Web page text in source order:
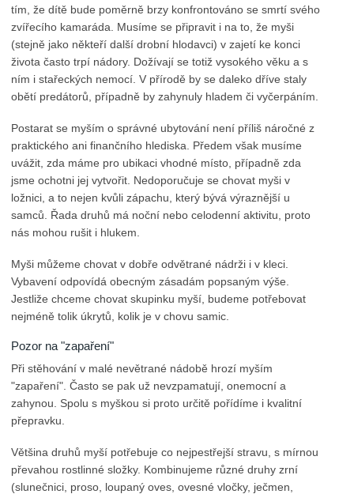
tím, že dítě bude poměrně brzy konfrontováno se smrtí svého
zvířecího kamaráda. Musíme se připravit i na to, že myši
(stejně jako někteří další drobní hlodavci) v zajetí ke konci
života často trpí nádory. Dožívají se totiž vysokého věku a s
ním i stařeckých nemocí. V přírodě by se daleko dříve staly
obětí predátorů, případně by zahynuly hladem či vyčerpáním.
Postarat se myším o správné ubytování není příliš náročné z
praktického ani finančního hlediska. Předem však musíme
uvážit, zda máme pro ubikaci vhodné místo, případně zda
jsme ochotni jej vytvořit. Nedoporučuje se chovat myši v
ložnici, a to nejen kvůli zápachu, který bývá výraznější u
samců. Řada druhů má noční nebo celodenní aktivitu, proto
nás mohou rušit i hlukem.
Myši můžeme chovat v dobře odvětrané nádrži i v kleci.
Vybavení odpovídá obecným zásadám popsaným výše.
Jestliže chceme chovat skupinku myší, budeme potřebovat
nejméně tolik úkrytů, kolik je v chovu samic.
Pozor na "zapaření"
Při stěhování v malé nevětrané nádobě hrozí myším
"zapaření". Často se pak už nevzpamatují, onemocní a
zahynou. Spolu s myškou si proto určitě pořídíme i kvalitní
přepravku.
Většina druhů myší potřebuje co nejpestřejší stravu, s mírnou
převahou rostlinné složky. Kombinujeme různé druhy zrní
(slunečnici, proso, loupaný oves, ovesné vločky, ječmen,